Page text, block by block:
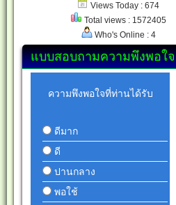
Views Today : 674
Total views : 1572405
Who's Online : 4
แบบสอบถามความพึงพอใจ
ความพึงพอใจที่ท่านได้รับ
ดีมาก
ดี
ปานกลาง
พอใช้